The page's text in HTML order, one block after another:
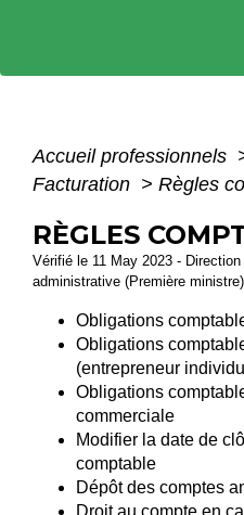
Accueil professionnels
Facturation > Règles
RÈGLES
Vérifié le 11 May 2023 -
administrative (Première ministre)
Obligations
Obligations
(entrepreneur
Obligations
commerciale
Modifier la date de
comptable
Dépôt des comptes
Droit au compte en